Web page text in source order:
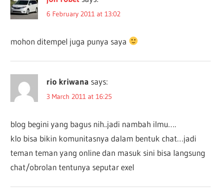
6 February 2011 at 13:02
mohon ditempel juga punya saya
rio kriwana says:
3 March 2011 at 16:25
blog begini yang bagus nih..jadi nambah ilmu….
klo bisa bikin komunitasnya dalam bentuk chat…jadi
teman teman yang online dan masuk sini bisa langsung
chat/obrolan tentunya seputar exel